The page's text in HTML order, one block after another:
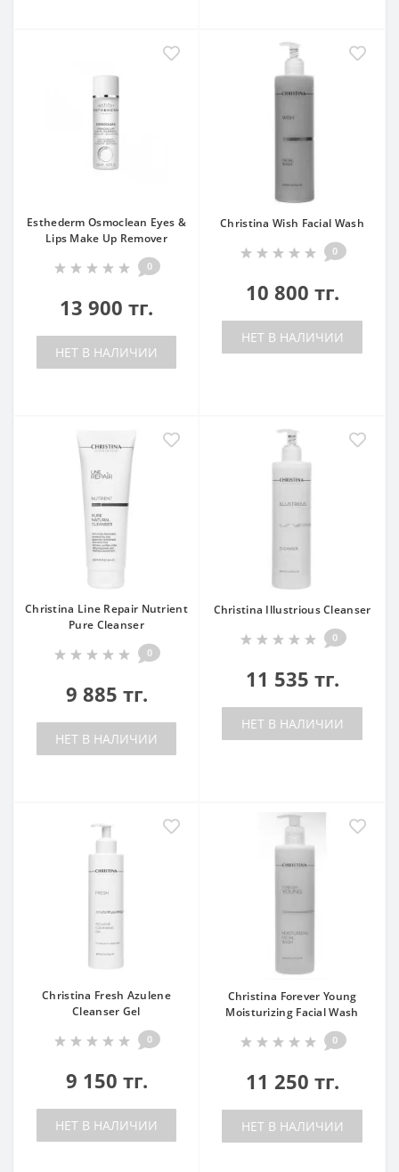
Esthederm Osmoclean Eyes &
Lips Make Up Remover
0
13 900 тг.
НЕТ В НАЛИЧИИ
Christina Wish Facial Wash
0
10 800 тг.
НЕТ В НАЛИЧИИ
Christina Line Repair Nutrient
Pure Cleanser
0
9 885 тг.
НЕТ В НАЛИЧИИ
Christina Illustrious Cleanser
0
11 535 тг.
НЕТ В НАЛИЧИИ
Christina Fresh Azulene
Cleanser Gel
0
9 150 тг.
НЕТ В НАЛИЧИИ
Christina Forever Young
Moisturizing Facial Wash
0
11 250 тг.
НЕТ В НАЛИЧИИ